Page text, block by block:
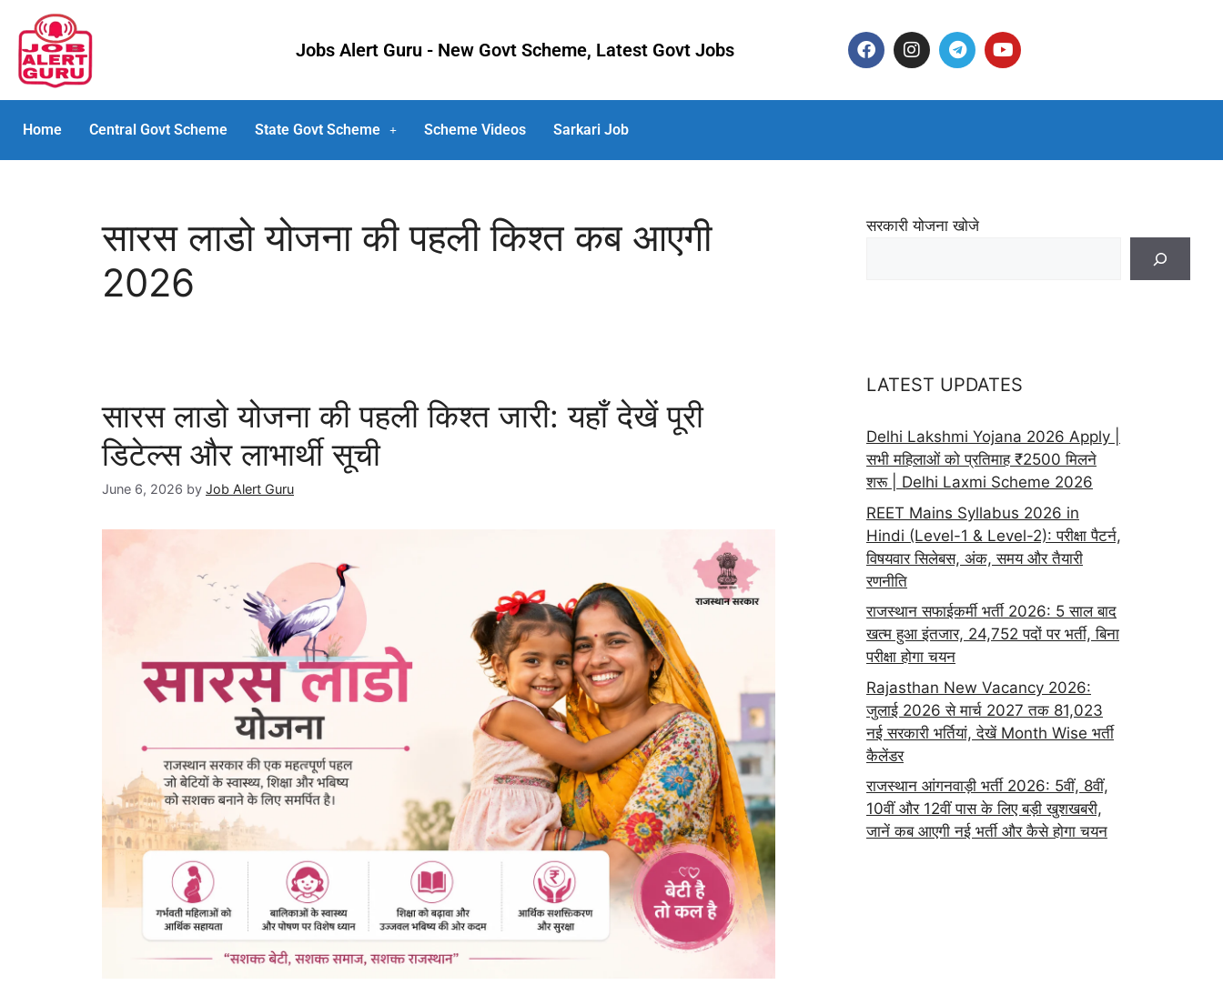
Jobs Alert Guru - New Govt Scheme, Latest Govt Jobs
Home Central Govt Scheme State Govt Scheme Scheme Videos Sarkari Job
सारस लाडो योजना की पहली किश्त कब आएगी
2026
सारस लाडो योजना की पहली किश्त जारी: यहाँ देखें पूरी
डिटेल्स और लाभार्थी सूची
June 6, 2026 by Job Alert Guru
सरकारी योजना खोजे
LATEST UPDATES
Delhi Lakshmi Yojana 2026 Apply |
सभी महिलाओं को प्रतिमाह ₹2500 मिलने
शरू | Delhi Laxmi Scheme 2026
REET Mains Syllabus 2026 in
Hindi (Level-1 & Level-2): परीक्षा पैटर्न,
विषयवार सिलेबस, अंक, समय और तैयारी
रणनीति
राजस्थान सफाईकर्मी भर्ती 2026: 5 साल बाद
खत्म हुआ इंतजार, 24,752 पदों पर भर्ती, बिना
परीक्षा होगा चयन
Rajasthan New Vacancy 2026:
जुलाई 2026 से मार्च 2027 तक 81,023
नई सरकारी भर्तियां, देखें Month Wise भर्ती
कैलेंडर
राजस्थान आंगनवाड़ी भर्ती 2026: 5वीं, 8वीं,
10वीं और 12वीं पास के लिए बड़ी खुशखबरी,
जानें कब आएगी नई भर्ती और कैसे होगा चयन